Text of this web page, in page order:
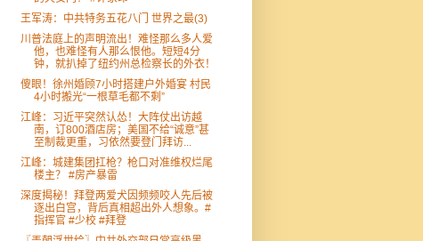
王军涛：中共特务五花八门 世界之最(3)
川普法庭上的声明流出！难怪那么多人爱
他，也难怪有人那么恨他。短短4分
钟，就扒掉了纽约州总检察长的外衣！
傻眼！徐州婚顾7小时搭建户外婚宴 村民
4小时搬光“一根草毛都不剩”
江峰：习近平突然认怂！大阵仗出访越
南，订800酒店房；美国不给“诚意”甚
至制裁更重，习依然要登门拜访...
江峰：城建集团扛枪？枪口对准维权烂尾
楼主？ #房产暴雷
深度揭秘！拜登两爱犬因频频咬人先后被
逐出白宫，背后真相超出外人想象。#
指挥官 #少校 #拜登